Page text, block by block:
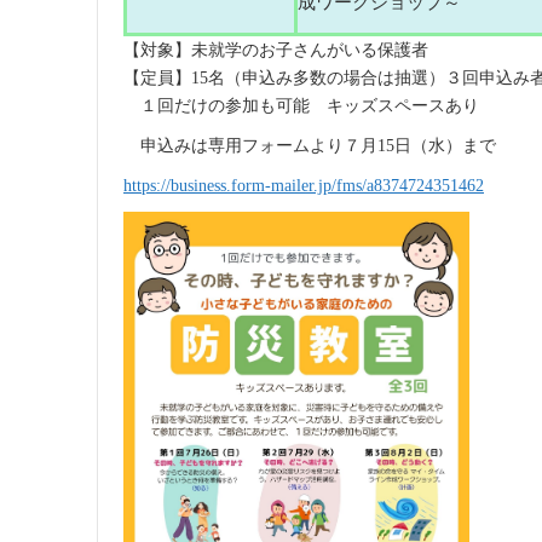
【対象】未就学のお子さんがいる保護者
【定員】15名（申込み多数の場合は抽選）３回申込み
１回だけの参加も可能 キッズスペースあり
申込みは専用フォームより７月15日（水）まで
https://business.form-mailer.jp/fms/a8374724351462